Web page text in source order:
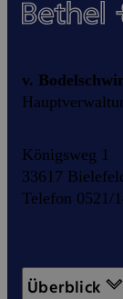
v.
Königsweg 1
33617
Telefon 0521/
Überblick